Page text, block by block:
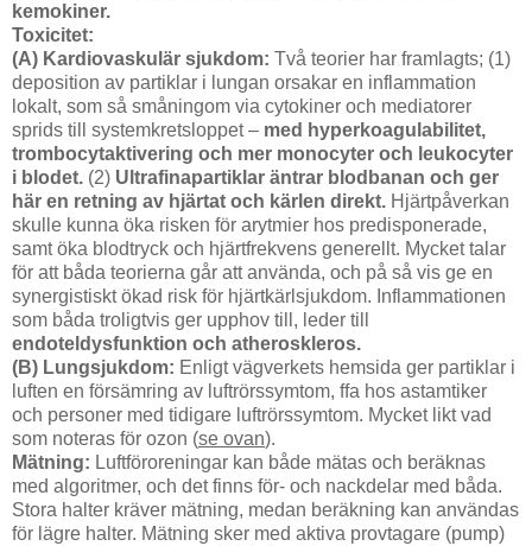
kemokiner.
Toxicitet:
(A) Kardiovaskulär sjukdom: Två teorier har framlagts; (1)
deposition av partiklar i lungan orsakar en inflammation
lokalt, som så småningom via cytokiner och mediatorer
sprids till systemkretsloppet – med hyperkoagulabilitet,
trombocytaktivering och mer monocyter och leukocyter
i blodet. (2) Ultrafinapartiklar äntrar blodbanan och ger
här en retning av hjärtat och kärlen direkt. Hjärtpåverkan
skulle kunna öka risken för arytmier hos predisponerade,
samt öka blodtryck och hjärtfrekvens generellt. Mycket talar
för att båda teorierna går att använda, och på så vis ge en
synergistiskt ökad risk för hjärtkärlsjukdom. Inflammationen
som båda troligtvis ger upphov till, leder till
endoteldysfunktion och atheroskleros.
(B) Lungsjukdom: Enligt vägverkets hemsida ger partiklar i
luften en försämring av luftrörssymtom, ffa hos astamtiker
och personer med tidigare luftrörssymtom. Mycket likt vad
som noteras för ozon (se ovan).
Mätning: Luftföroreningar kan både mätas och beräknas
med algoritmer, och det finns för- och nackdelar med båda.
Stora halter kräver mätning, medan beräkning kan användas
för lägre halter. Mätning sker med aktiva provtagare (pump)